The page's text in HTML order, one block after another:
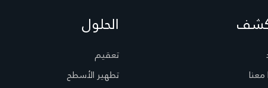
معنا
الحلول
تعقيم
تطهير الأسطح